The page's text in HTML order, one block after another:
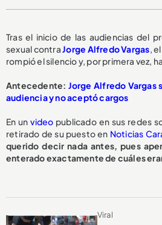
Tras el inicio de las audiencias del
sexual contraJorge Alfredo Vargas,
rompió el silencio y, por primera vez,
Antecedente: Jorge Alfredo Vargas
audiencia y no aceptó cargos
En unvideo publicado en sus redes
retirado de su puesto en Noticias
querido decir nada antes, pues
enterado exactamente de cuáles
Viral